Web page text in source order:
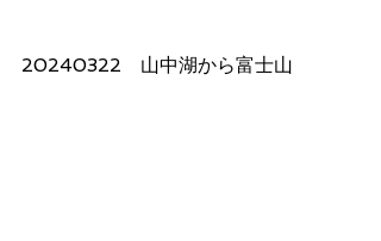
20240322　山中湖から富士山